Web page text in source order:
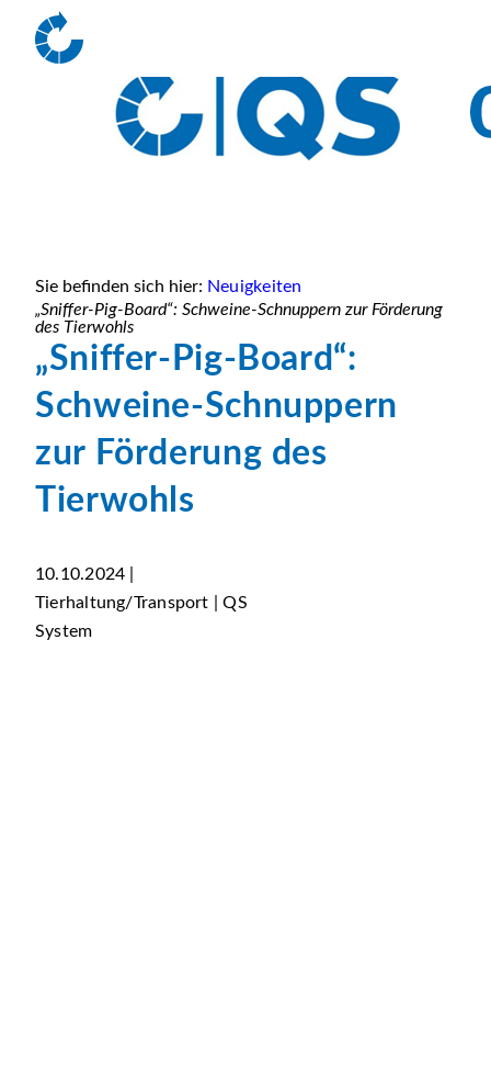
Sie befinden sich hier: Neuigkeiten
„Sniffer-Pig-Board“: Schweine-Schnuppern zur Förderung
des Tierwohls
„Sniffer-Pig-Board“:
Schweine-Schnuppern
zur Förderung des
Tierwohls
10.10.2024 |
Tierhaltung/Transport | QS
System